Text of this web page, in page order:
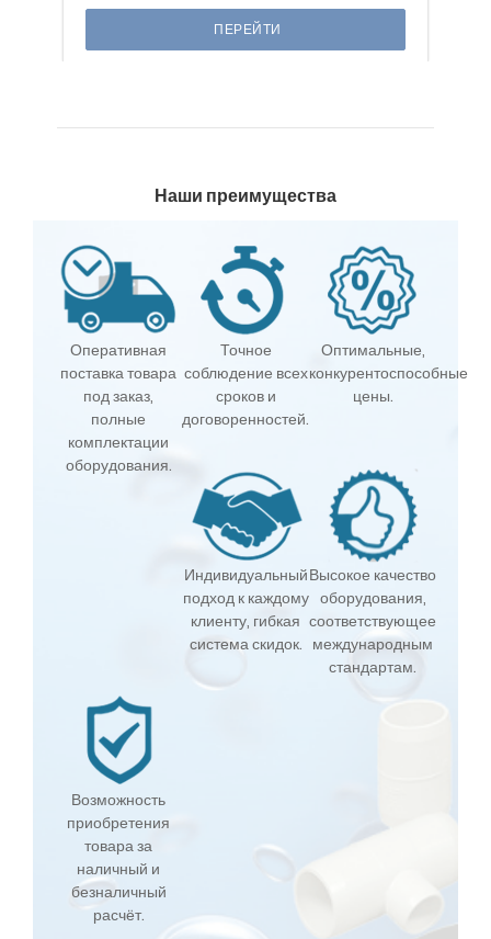
ПЕРЕЙТИ
Наши преимущества
Оперативная
поставка товара
под заказ,
полные
комплектации
оборудования.
Точное
соблюдение всех
сроков и
договоренностей.
Оптимальные,
конкурентоспособные
цены.
Индивидуальный
подход к каждому
клиенту, гибкая
система скидок.
Высокое качество
оборудования,
соответствующее
международным
стандартам.
Возможность
приобретения
товара за
наличный и
безналичный
расчёт.